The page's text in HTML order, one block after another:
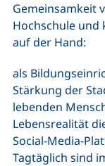
Gemeinsamkeit
Hochschule
auf der Hand:
als
Stärkung der
lebenden
Lebensrealität
Social-Media-
Tagtäglich sind